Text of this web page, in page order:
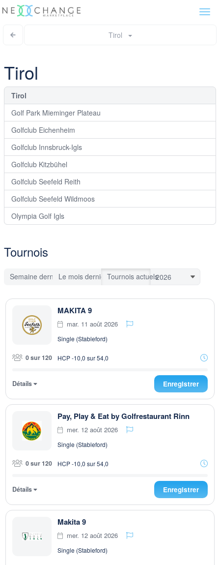
Tirol
Tirol
Tirol
Golf Park Mieminger Plateau
Golfclub Eichenheim
Golfclub Innsbruck-Igls
Golfclub Kitzbühel
Golfclub Seefeld Reith
Golfclub Seefeld Wildmoos
Olympia Golf Igls
Tournois
Semaine dernièreLe mois dernier Tournois actuels
MAKITA 9
mar. 11 août 2026
Single (Stableford)
0 sur 120 HCP -10,0 sur 54,0
Détails Enregistrer
Pay, Play & Eat by Golfrestaurant Rinn
mer. 12 août 2026
Single (Stableford)
0 sur 120 HCP -10,0 sur 54,0
Détails Enregistrer
Makita 9
mer. 12 août 2026
Single (Stableford)